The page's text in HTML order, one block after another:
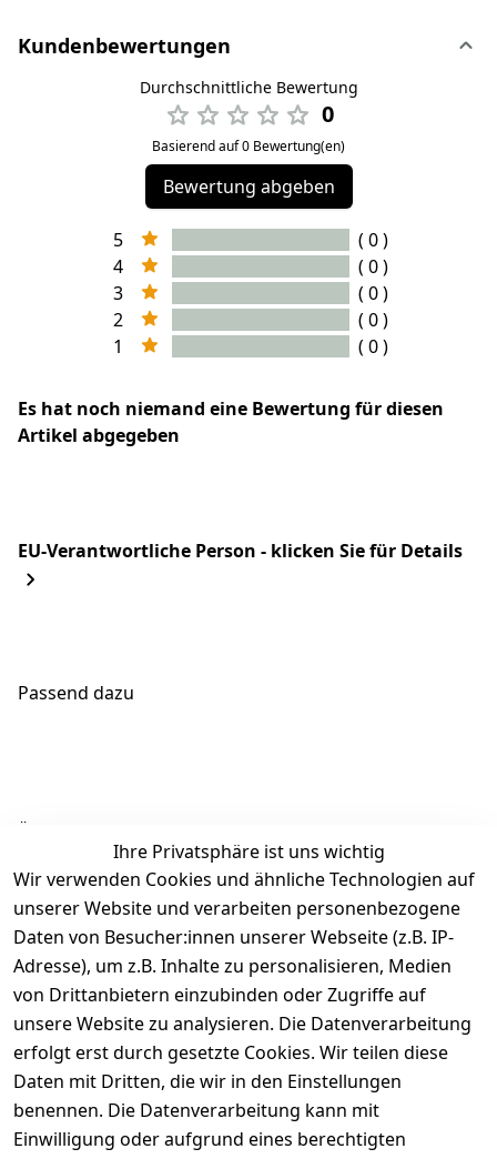
Kundenbewertungen
Durchschnittliche Bewertung
0
Basierend auf 0 Bewertung(en)
Bewertung abgeben
5
( 0 )
4
( 0 )
3
( 0 )
2
( 0 )
1
( 0 )
Es hat noch niemand eine Bewertung für diesen
Artikel abgegeben
EU-Verantwortliche Person - klicken Sie für Details
Passend dazu
Ähnliche Produkte
Ihre Privatsphäre ist uns wichtig
Wir verwenden Cookies und ähnliche Technologien auf
unserer Website und verarbeiten personenbezogene
Daten von Besucher:innen unserer Webseite (z.B. IP-
Adresse), um z.B. Inhalte zu personalisieren, Medien
von Drittanbietern einzubinden oder Zugriffe auf
unsere Website zu analysieren. Die Datenverarbeitung
erfolgt erst durch gesetzte Cookies. Wir teilen diese
Daten mit Dritten, die wir in den Einstellungen
benennen. Die Datenverarbeitung kann mit
Einwilligung oder aufgrund eines berechtigten
Rechtliches
AGB
Impressum
Datenschutze
rklärung
Über uns
Kontakt
Registrieren
Kataloge zum
Download
Wir
versenden
mit
Zahle
bequem per